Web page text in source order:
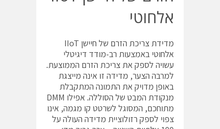
אלחוטי
אלחוטי באמצעות רב-מודד דיגיטלי
עשויה לספק את צריכת הזרם הממוצעת.
למרבה הצער, מדידה זו אינה מייצגת
באופן מדויק את התמונה המתקבלת
מתוחכם, המסוגל לשרטט קו מגמה, אינו
צפוי לספק רזולוציית מדידה העולה על